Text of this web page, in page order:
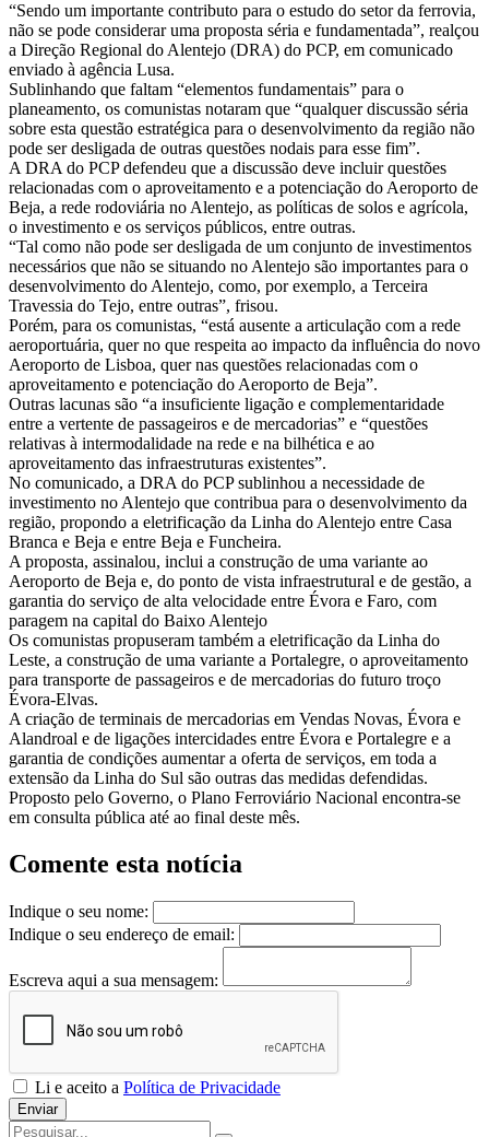
“Sendo um importante contributo para o estudo do setor da ferrovia,
não se pode considerar uma proposta séria e fundamentada”, realçou
a Direção Regional do Alentejo (DRA) do PCP, em comunicado
enviado à agência Lusa.
Sublinhando que faltam “elementos fundamentais” para o
planeamento, os comunistas notaram que “qualquer discussão séria
sobre esta questão estratégica para o desenvolvimento da região não
pode ser desligada de outras questões nodais para esse fim”.
A DRA do PCP defendeu que a discussão deve incluir questões
relacionadas com o aproveitamento e a potenciação do Aeroporto de
Beja, a rede rodoviária no Alentejo, as políticas de solos e agrícola,
o investimento e os serviços públicos, entre outras.
“Tal como não pode ser desligada de um conjunto de investimentos
necessários que não se situando no Alentejo são importantes para o
desenvolvimento do Alentejo, como, por exemplo, a Terceira
Travessia do Tejo, entre outras”, frisou.
Porém, para os comunistas, “está ausente a articulação com a rede
aeroportuária, quer no que respeita ao impacto da influência do novo
Aeroporto de Lisboa, quer nas questões relacionadas com o
aproveitamento e potenciação do Aeroporto de Beja”.
Outras lacunas são “a insuficiente ligação e complementaridade
entre a vertente de passageiros e de mercadorias” e “questões
relativas à intermodalidade na rede e na bilhética e ao
aproveitamento das infraestruturas existentes”.
No comunicado, a DRA do PCP sublinhou a necessidade de
investimento no Alentejo que contribua para o desenvolvimento da
região, propondo a eletrificação da Linha do Alentejo entre Casa
Branca e Beja e entre Beja e Funcheira.
A proposta, assinalou, inclui a construção de uma variante ao
Aeroporto de Beja e, do ponto de vista infraestrutural e de gestão, a
garantia do serviço de alta velocidade entre Évora e Faro, com
paragem na capital do Baixo Alentejo
Os comunistas propuseram também a eletrificação da Linha do
Leste, a construção de uma variante a Portalegre, o aproveitamento
para transporte de passageiros e de mercadorias do futuro troço
Évora-Elvas.
A criação de terminais de mercadorias em Vendas Novas, Évora e
Alandroal e de ligações intercidades entre Évora e Portalegre e a
garantia de condições aumentar a oferta de serviços, em toda a
extensão da Linha do Sul são outras das medidas defendidas.
Proposto pelo Governo, o Plano Ferroviário Nacional encontra-se
em consulta pública até ao final deste mês.
Comente esta notícia
Indique o seu nome:
Indique o seu endereço de email:
Escreva aqui a sua mensagem:
Li e aceito a Política de Privacidade
Enviar